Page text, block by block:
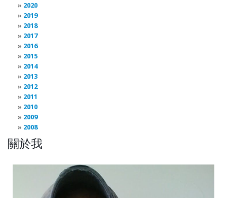
2020
2019
2018
2017
2016
2015
2014
2013
2012
2011
2010
2009
2008
關於我